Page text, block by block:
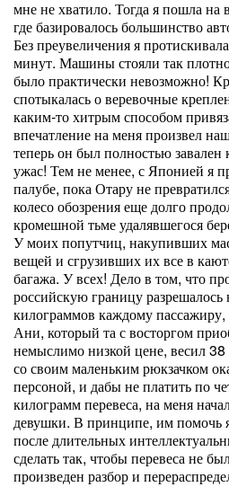
мне не хватило. Тогда я пошла на
где базировалось большинство
Без преувеличения я
минут. Машины стояли так
было практически невозможно!
спотыкалась о веревочные
каким-то хитрым способом
впечатление на меня произвел
теперь он был полностью
ужас! Тем не менее, с Японией я
палубе, пока Отару не
колесо обозрения еще долго
кромешной тьме удалявшегося
У моих попутчиц, накупивших
вещей и сгрузивших их все в
багажа. У всех! Дело в том, что
российскую границу
килограммов каждому пассажиру,
Ани, который та с восторгом
немыслимо низкой цене, весил
со своим маленьким рюкзачком
персоной, и дабы не платить по
килограмм перевеса, на меня
девушки. В принципе, им помочь
после длительных
сделать так, чтобы перевеса не
произведен разбор и